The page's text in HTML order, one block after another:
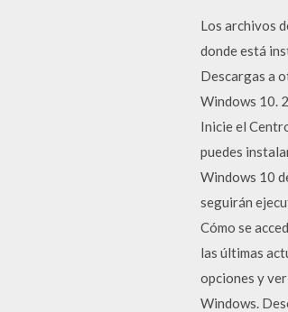
Los archivos
donde está
Descargas a
Windows 10.
Inicie el
puedes
Windows 10
seguirán
Cómo se
las últimas
opciones y
Windows.